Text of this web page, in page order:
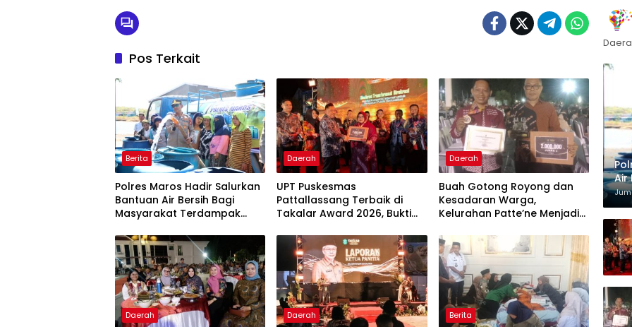
Pos Terkait
Berita
Polres Maros Hadir Salurkan
Bantuan Air Bersih Bagi
Masyarakat Terdampak
Daerah
UPT Puskesmas
Pattallassang Terbaik di
Takalar Award 2026, Bukti
Pelayanan Kesehatan
Berkualitas
Daerah
Buah Gotong Royong dan
Kesadaran Warga,
Kelurahan Patte’ne Menjadi
Daerah Daerah Berita
Air